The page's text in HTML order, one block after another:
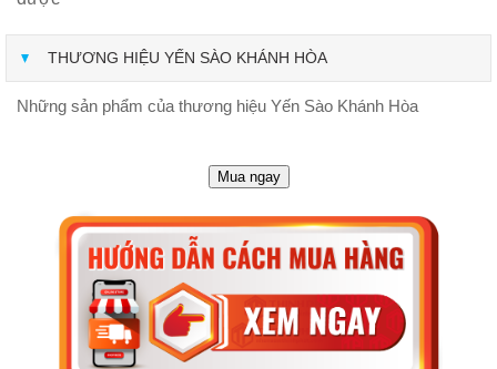
THƯƠNG HIỆU YẾN SÀO KHÁNH HÒA
Những sản phẩm của thương hiệu Yến Sào Khánh Hòa
Mua ngay